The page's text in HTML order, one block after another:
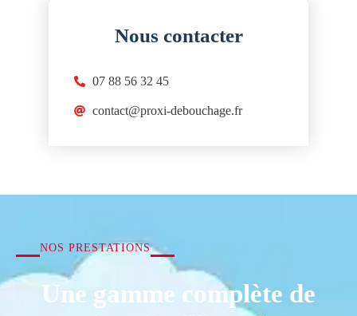
Nous contacter
07 88 56 32 45
contact@proxi-debouchage.fr
NOS PRESTATIONS
Une gamme complète de